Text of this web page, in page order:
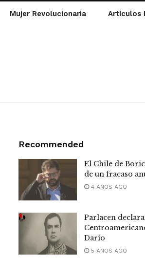
Mujer Revolucionaria Artículos
Recommended
El Chile de
de un fracaso
4 AÑOS AGO
Parlacen
Darío
5 AÑOS AGO